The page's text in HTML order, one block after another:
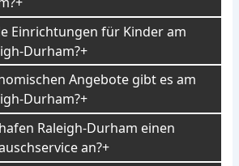
Einrichtungen für Kinder am
Durham?
Angebote gibt es am
Durham?
Raleigh-Durham einen
an?